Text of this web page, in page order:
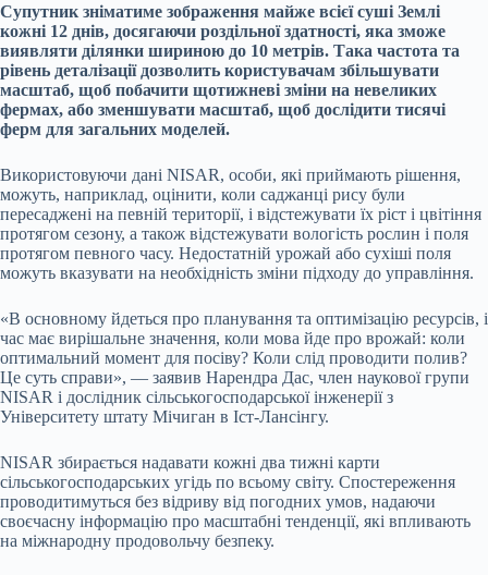
Супутник зніматиме зображення майже всієї суші Землі
кожні 12 днів, досягаючи роздільної здатності, яка зможе
виявляти ділянки шириною до 10 метрів. Така частота та
рівень деталізації дозволить користувачам збільшувати
масштаб, щоб побачити щотижневі зміни на невеликих
фермах, або зменшувати масштаб, щоб дослідити тисячі
ферм для загальних моделей.
Використовуючи дані NISAR, особи, які приймають рішення,
можуть, наприклад, оцінити, коли саджанці рису були
пересаджені на певній території, і відстежувати їх ріст і цвітіння
протягом сезону, а також відстежувати вологість рослин і поля
протягом певного часу. Недостатній урожай або сухіші поля
можуть вказувати на необхідність зміни підходу до управління.
«В основному йдеться про планування та оптимізацію ресурсів, і
час має вирішальне значення, коли мова йде про врожай: коли
оптимальний момент для посіву? Коли слід проводити полив?
Це суть справи», — заявив Нарендра Дас, член наукової групи
NISAR і дослідник сільськогосподарської інженерії з
Університету штату Мічиган в Іст-Лансінгу.
NISAR збирається надавати кожні два тижні карти
сільськогосподарських угідь по всьому світу. Спостереження
проводитимуться без відриву від погодних умов, надаючи
своєчасну інформацію про масштабні тенденції, які впливають
на міжнародну продовольчу безпеку.